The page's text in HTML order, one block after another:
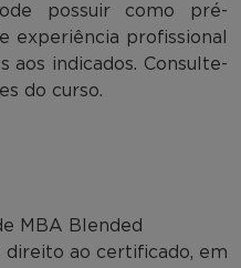
possuir como pré-
experiência profissional
aos indicados. Consulte-
do curso.
MBA Blended
ao certificado, em